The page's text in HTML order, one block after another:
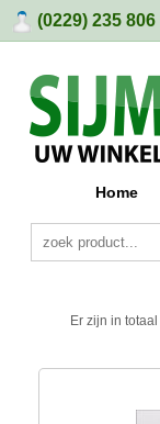
(0229) 235 806
Home
Er zijn in totaal